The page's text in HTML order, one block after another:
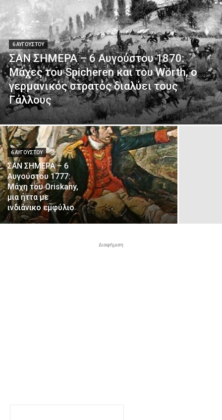
6 ΑΥΓΟΎΣΤΟΥ
ΣΑΝ ΣΗΜΕΡΑ – 6 Αυγούστου 1870:
Μάχες του Spicheren και του Wörth, ο
γερμανικός στρατός διαλύει τους
Γάλλους
6 ΑΥΓΟΎΣΤΟΥ
ΣΑΝ ΣΗΜΕΡΑ – 6
Αυγούστου 1777:
Μάχη του Oriskany,
μια ήττα με
ινδιάνικο εμφύλιο
Διαφήμιση